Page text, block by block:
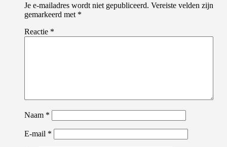
Je e-mailadres wordt niet gepubliceerd. Vereiste velden zijn
gemarkeerd met *
Reactie *
Naam *
E-mail *